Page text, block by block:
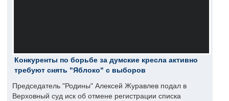
Конкуренты по борьбе за думские кресла активно
требуют снять "Яблоко" с выборов
Председатель "Родины" Алексей Журавлев подал в
Верховный суд иск об отмене регистрации списка